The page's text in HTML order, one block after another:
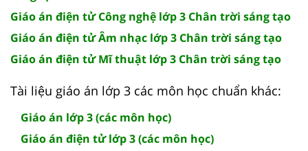
Giáo án điện tử Công nghệ lớp 3 Chân trời sáng tạo
Giáo án điện tử Âm nhạc lớp 3 Chân trời sáng tạo
Giáo án điện tử Mĩ thuật lớp 3 Chân trời sáng tạo
Tài liệu giáo án lớp 3 các môn học chuẩn khác:
Giáo án lớp 3 (các môn học)
Giáo án điện tử lớp 3 (các môn học)